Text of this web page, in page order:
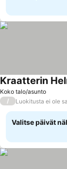
Koko talo/asunto
Kraatterin
/ Luokitusta ei ole
Valitse päivät